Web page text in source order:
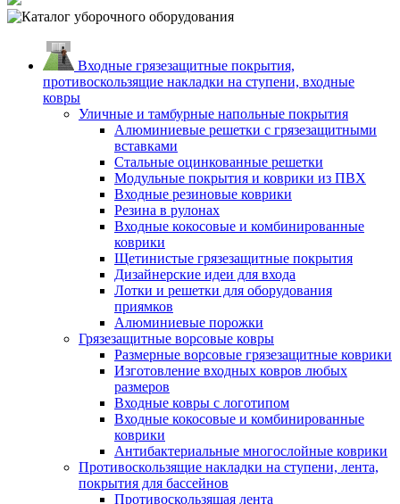
Входные грязезащитные покрытия,
противоскользящие накладки на ступени, входные
ковры
Уличные и тамбурные напольные покрытия
Алюминиевые решетки с грязезащитными
вставками
Стальные оцинкованные решетки
Модульные покрытия и коврики из ПВХ
Входные резиновые коврики
Резина в рулонах
Входные кокосовые и комбинированные
коврики
Щетинистые грязезащитные покрытия
Дизайнерские идеи для входа
Лотки и решетки для оборудования
приямков
Алюминиевые порожки
Грязезащитные ворсовые ковры
Размерные ворсовые грязезащитные коврики
Изготовление входных ковров любых
размеров
Входные ковры с логотипом
Входные кокосовые и комбинированные
коврики
Антибактериальные многослойные коврики
Противоскользящие накладки на ступени, лента,
покрытия для бассейнов
Противоскользящая лента